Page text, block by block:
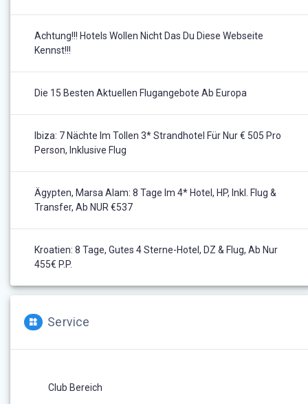
Achtung!!! Hotels Wollen Nicht Das Du Diese Webseite
Kennst!!!
Die 15 Besten Aktuellen Flugangebote Ab Europa
Ibiza: 7 Nächte Im Tollen 3* Strandhotel Für Nur € 505 Pro
Person, Inklusive Flug
Ägypten, Marsa Alam: 8 Tage Im 4* Hotel, HP, Inkl. Flug &
Transfer, Ab NUR €537
Kroatien: 8 Tage, Gutes 4 Sterne-Hotel, DZ & Flug, Ab Nur
455€ P.P.
Service
Club Bereich